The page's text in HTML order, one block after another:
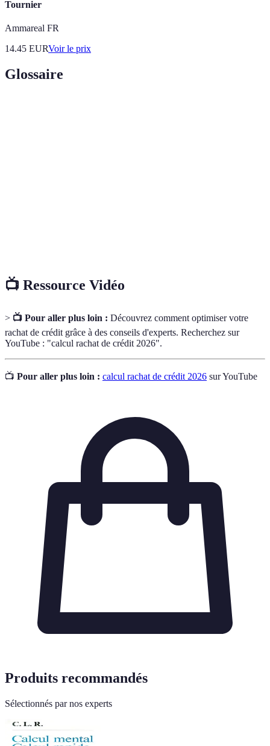
Tournier
Ammareal FR
14.45 EURVoir le prix
Glossaire
📺 Ressource Vidéo
> 📺 Pour aller plus loin : Découvrez comment optimiser votre
rachat de crédit grâce à des conseils d'experts. Recherchez sur
YouTube : "calcul rachat de crédit 2026".
📺 Pour aller plus loin : calcul rachat de crédit 2026 sur YouTube
Produits recommandés
Sélectionnés par nos experts